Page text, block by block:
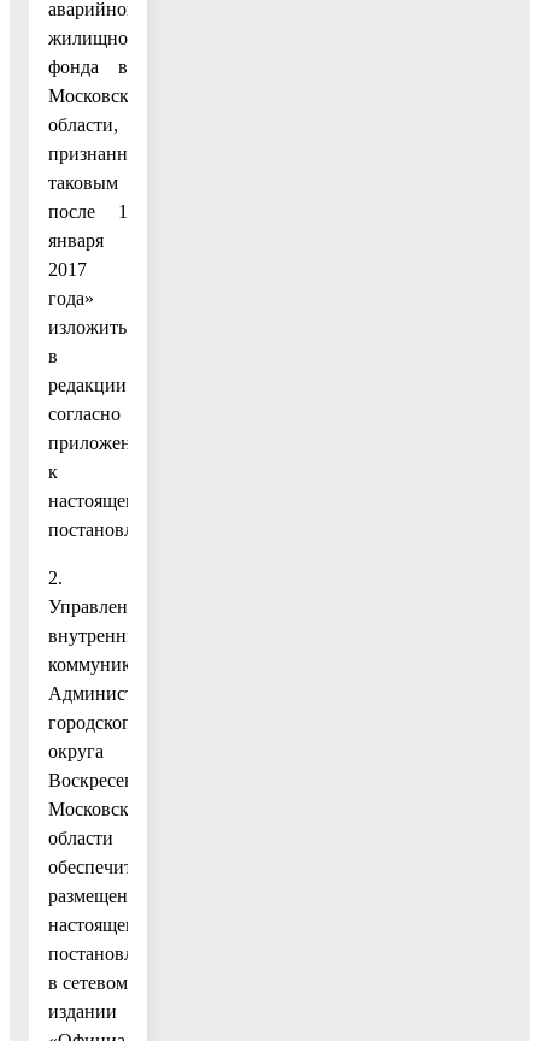
аварийного
жилищного
фонда в
Московской
области,
признанного
таковым
после 1
января
2017
года»
изложить
в
редакции
согласно
приложению
к
настоящему
постановлению.
2.
Управлению
внутренних
коммуникаций
Администрации
городского
округа
Воскресенск
Московской
области
обеспечить
размещение
настоящего
постановления
в сетевом
издании